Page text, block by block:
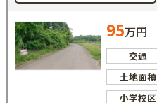
95万円
交通
土地面積
小学校区